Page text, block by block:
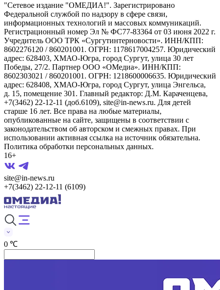
"Сетевое издание "ОМЕДИА!". Зарегистрировано
Федеральной службой по надзору в сфере связи,
информационных технологий и массовых коммуникаций.
Регистрационный номер Эл № ФС77-83364 от 03 июня 2022 г.
Учредитель ООО ТРК «Сургутинтерновости». ИНН/КПП:
8602276120 / 860201001. ОГРН: 1178617004257. Юридический
адрес: 628403, ХМАО-Югра, город Сургут, улица 30 лет
Победы, 27/2. Партнер ООО «ОМедиа». ИНН/КПП:
8602303021 / 860201001. ОГРН: 1218600006635. Юридический
адрес: 628408, ХМАО-Югра, город Сургут, улица Энгельса,
д. 15, помещение 301. Главный редактор: Д.М. Караченцева,
+7(3462) 22-12-11 (доб.6109), site@in-news.ru. Для детей
старше 16 лет. Все права на любые материалы,
опубликованные на сайте, защищены в соответствии с
законодательством об авторском и смежных правах. При
использовании активная ссылка на источник обязательна.
Политика обработки персональных данных.
16+
site@in-news.ru
+7(3462) 22-12-11 (6109)
0 ℃